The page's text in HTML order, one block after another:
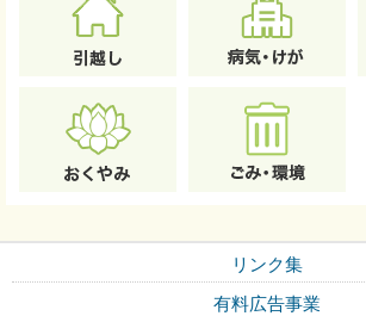
リンク集
有料広告事業